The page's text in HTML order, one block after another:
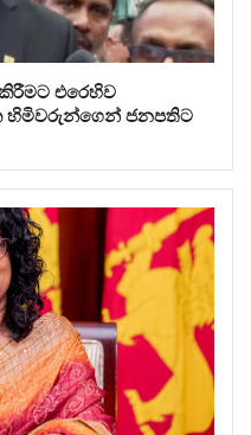
එරෙහිව
හිමිවරුන්ගෙන් ජනපතිට